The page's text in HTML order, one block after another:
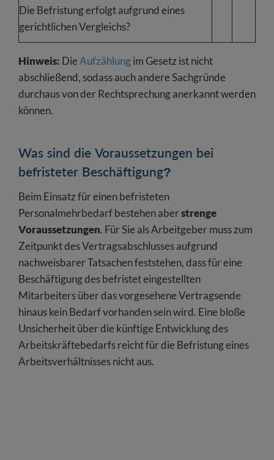
Die Befristung erfolgt aufgrund eines
gerichtlichen Vergleichs?
Hinweis: DieAufzählungim Gesetz ist nicht
abschließend, sodass auch andere Sachgründe
durchaus von der Rechtsprechung anerkannt werden
können.
Was sind die Voraussetzungen bei
befristeter Beschäftigung?
Beim Einsatz für einen befristeten
Personalmehrbedarf bestehen aberstrenge
Voraussetzungen. Für Sie als Arbeitgeber muss zum
Zeitpunkt des Vertragsabschlusses aufgrund
nachweisbarer Tatsachen feststehen, dass für eine
Beschäftigung des befristet eingestellten
Mitarbeiters über das vorgesehene Vertragsende
hinaus kein Bedarf vorhanden sein wird. Eine bloße
Unsicherheit über die künftige Entwicklung des
Arbeitskräftebedarfs reicht für die Befristung eines
Arbeitsverhältnisses nicht aus.